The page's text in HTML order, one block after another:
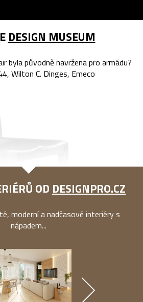
DESIGN MUSEUM
byla původně navržena pro armádu?
Wilton C. Dinges, Emeco
OD DESIGNPRO.CZ
moderní a nadčasové interiéry s
nápadem...